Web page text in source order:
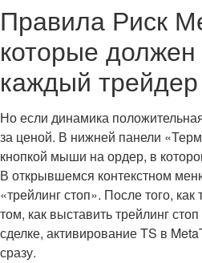
Правила Риск
которые должен
каждый трейдер
Но если динамика
за ценой. В нижней панели
кнопкой мыши на ордер, в
В открывшемся контекстном
«трейлинг стоп». После того,
том, как выставить трейлинг
сделке, активирование TS в
сразу.